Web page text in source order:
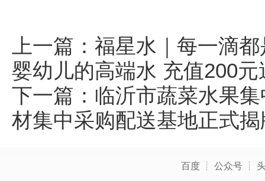
上一篇： 福星水｜每一滴
婴幼儿的高端水 充值200元
下一篇： 临沂市蔬菜水果
材集中采购配送基地正式
百度 ┊ 公众号 ┊